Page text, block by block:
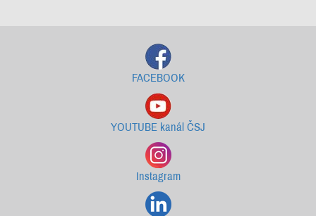
FACEBOOK
YOUTUBE kanál ČSJ
Instagram